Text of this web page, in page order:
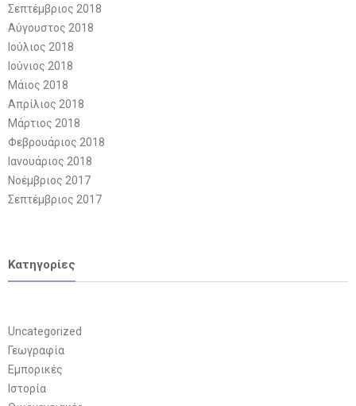
Σεπτέμβριος 2018
Αύγουστος 2018
Ιούλιος 2018
Ιούνιος 2018
Μάιος 2018
Απρίλιος 2018
Μάρτιος 2018
Φεβρουάριος 2018
Ιανουάριος 2018
Νοέμβριος 2017
Σεπτέμβριος 2017
Kατηγορίες
Uncategorized
Γεωγραφία
Εμπορικές
Ιστορία